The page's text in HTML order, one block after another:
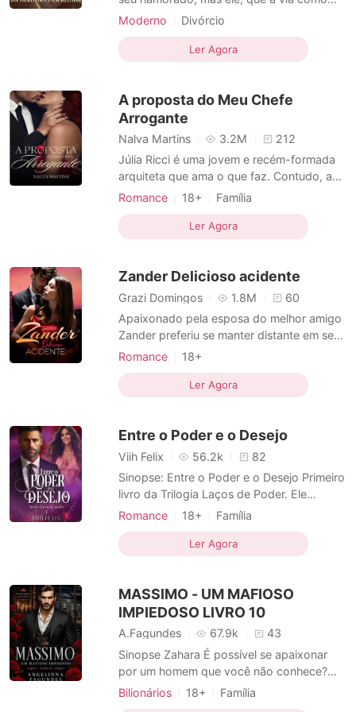
nada mais que uma caipira, a desprezou e
recuperou sua identidade como neta do
homem mais rico da cidade, herdou uma
social, o que atraiu a inveja
Moderno
Divórcio
Casamento após um curto namoro
CEO
Falso
Ler Agora
A proposta do Meu Chefe
Arrogante
Nalva Martins 3.2M
212
Júlia Ricci é uma jovem e recém-formada
arquiteta que ama o que faz. Contudo, a
moça é mãe solteira e a sua vida gira em
garotinho de apenas sete anos que precisa
com urgência de um transplante de
arcar com os custos d
Romance 18+
Família
Relacionamento secreto
Casamento após um curto namoro
Arrogante / Dominante
Local de trabalho
Ler Agora
Zander Delicioso acidente
Grazi Domingos 1.8M
60
Apaixonado pela esposa do melhor amigo
Zander preferiu se manter distante em seu
mundo tranquilo e calmo na Grecia. Até
vira seu mundo de cabeça para baixo.
Romance
18+
Casamento após um curto namoro
Amor a primeira vista
CEO
Arrogante / Dominante
Ler Agora
Entre o Poder e o Desejo
Viih Felix 56.2k
82
Sinopse: Entre o Poder e o Desejo Primeiro
livro da Trilogia Laços de Poder. Ele
nasceu para comandar. Frio, implacável e
temido Don Collins e herdou cada traço
cruel e calculista do pai. À frente da
país, Fred não conhe
Romance 18+
Família
Relacionamento secreto
Casamento após um curto namoro
Arrogante / Dominante
Heroína incrível
Local de trabalho
Urbano
Ler Agora
MASSIMO - UM MAFIOSO
IMPIEDOSO LIVRO 10
A.Fagundes 67.9k
43
Sinopse Zahara É possível se apaixonar
por um homem que você não conhece?
Antes de ver seu rosto, Ou ouvir sua voz,
Bilionários 18+
Família